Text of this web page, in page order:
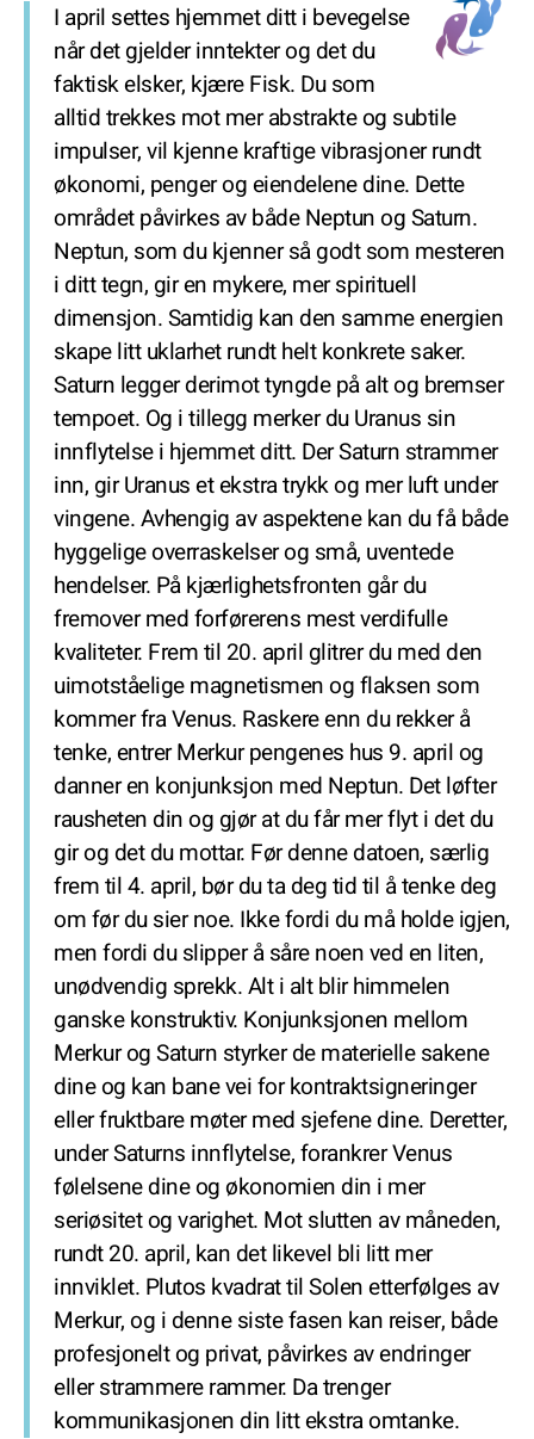
I april settes hjemmet ditt i bevegelse
når det gjelder inntekter og det du
faktisk elsker, kjære Fisk. Du som
alltid trekkes mot mer abstrakte og subtile
impulser, vil kjenne kraftige vibrasjoner rundt
økonomi, penger og eiendelene dine. Dette
området påvirkes av både Neptun og Saturn.
Neptun, som du kjenner så godt som mesteren
i ditt tegn, gir en mykere, mer spirituell
dimensjon. Samtidig kan den samme energien
skape litt uklarhet rundt helt konkrete saker.
Saturn legger derimot tyngde på alt og bremser
tempoet. Og i tillegg merker du Uranus sin
innflytelse i hjemmet ditt. Der Saturn strammer
inn, gir Uranus et ekstra trykk og mer luft under
vingene. Avhengig av aspektene kan du få både
hyggelige overraskelser og små, uventede
hendelser. På kjærlighetsfronten går du
fremover med forførerens mest verdifulle
kvaliteter. Frem til 20. april glitrer du med den
uimotståelige magnetismen og flaksen som
kommer fra Venus. Raskere enn du rekker å
tenke, entrer Merkur pengenes hus 9. april og
danner en konjunksjon med Neptun. Det løfter
rausheten din og gjør at du får mer flyt i det du
gir og det du mottar. Før denne datoen, særlig
frem til 4. april, bør du ta deg tid til å tenke deg
om før du sier noe. Ikke fordi du må holde igjen,
men fordi du slipper å såre noen ved en liten,
unødvendig sprekk. Alt i alt blir himmelen
ganske konstruktiv. Konjunksjonen mellom
Merkur og Saturn styrker de materielle sakene
dine og kan bane vei for kontraktsigneringer
eller fruktbare møter med sjefene dine. Deretter,
under Saturns innflytelse, forankrer Venus
følelsene dine og økonomien din i mer
seriøsitet og varighet. Mot slutten av måneden,
rundt 20. april, kan det likevel bli litt mer
innviklet. Plutos kvadrat til Solen etterfølges av
Merkur, og i denne siste fasen kan reiser, både
profesjonelt og privat, påvirkes av endringer
eller strammere rammer. Da trenger
kommunikasjonen din litt ekstra omtanke.